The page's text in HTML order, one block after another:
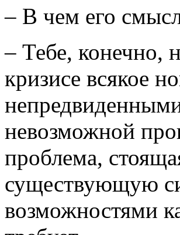
– В чем его
– Тебе, конечно,
кризисе всякое
невозможной
проблема,
существующую
возможностями